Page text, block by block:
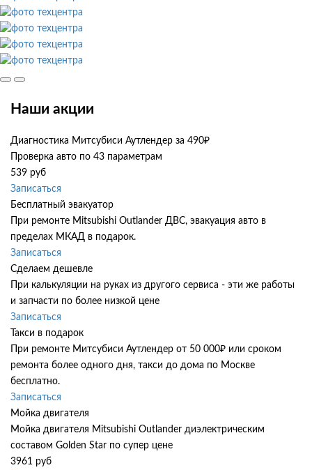
Наши акции
Диагностика Митсубиси Аутлендер за 490₽
Проверка авто по 43 параметрам
539 руб
Записаться
Бесплатный эвакуатор
При ремонте Mitsubishi Outlander ДВС, эвакуация авто в
пределах МКАД в подарок.
Записаться
Сделаем дешевле
При калькуляции на руках из другого сервиса - эти же работы
и запчасти по более низкой цене
Записаться
Такси в подарок
При ремонте Митсубиси Аутлендер от 50 000₽ или сроком
ремонта более одного дня, такси до дома по Москве
бесплатно.
Записаться
Мойка двигателя
Мойка двигателя Mitsubishi Outlander диэлектрическим
составом Golden Star по супер цене
3961 руб